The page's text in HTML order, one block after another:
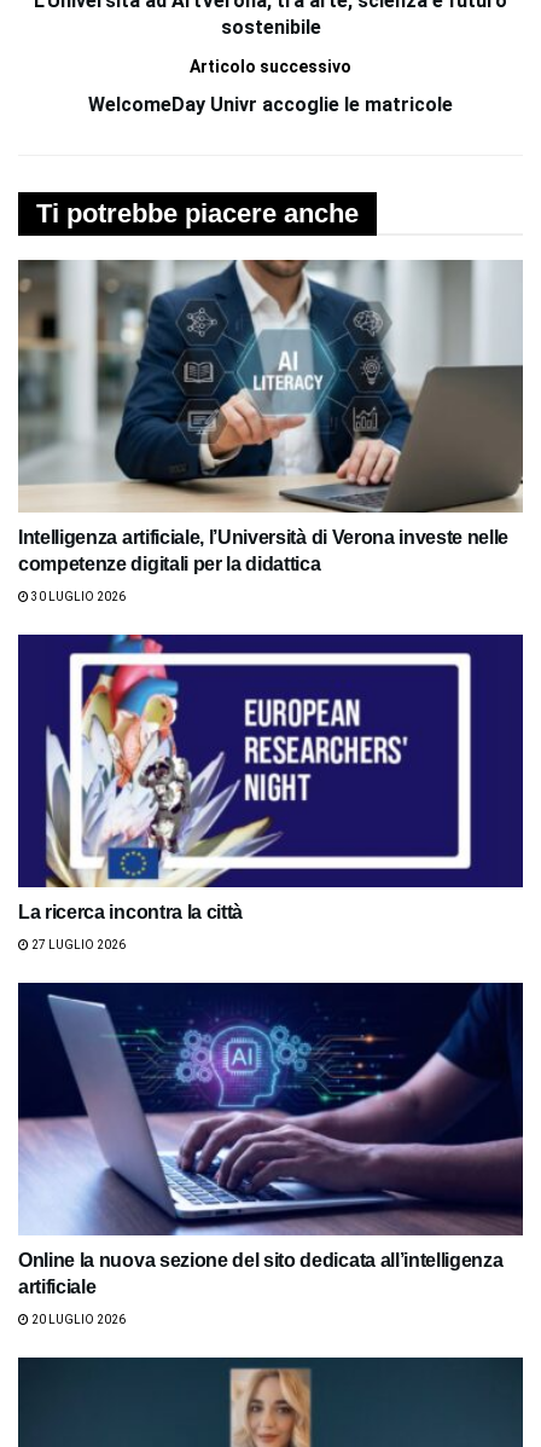
sostenibile
Articolo successivo
WelcomeDay Univr accoglie le matricole
Ti potrebbe piacere anche
Intelligenza artificiale, l’Università di Verona investe nelle
competenze digitali per la didattica
30 LUGLIO 2026
La ricerca incontra la città
27 LUGLIO 2026
Online la nuova sezione del sito dedicata all’intelligenza
artificiale
20 LUGLIO 2026